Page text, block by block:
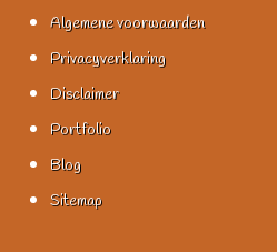
Algemene voorwaarden
Privacyverklaring
Disclaimer
Portfolio
Blog
Sitemap